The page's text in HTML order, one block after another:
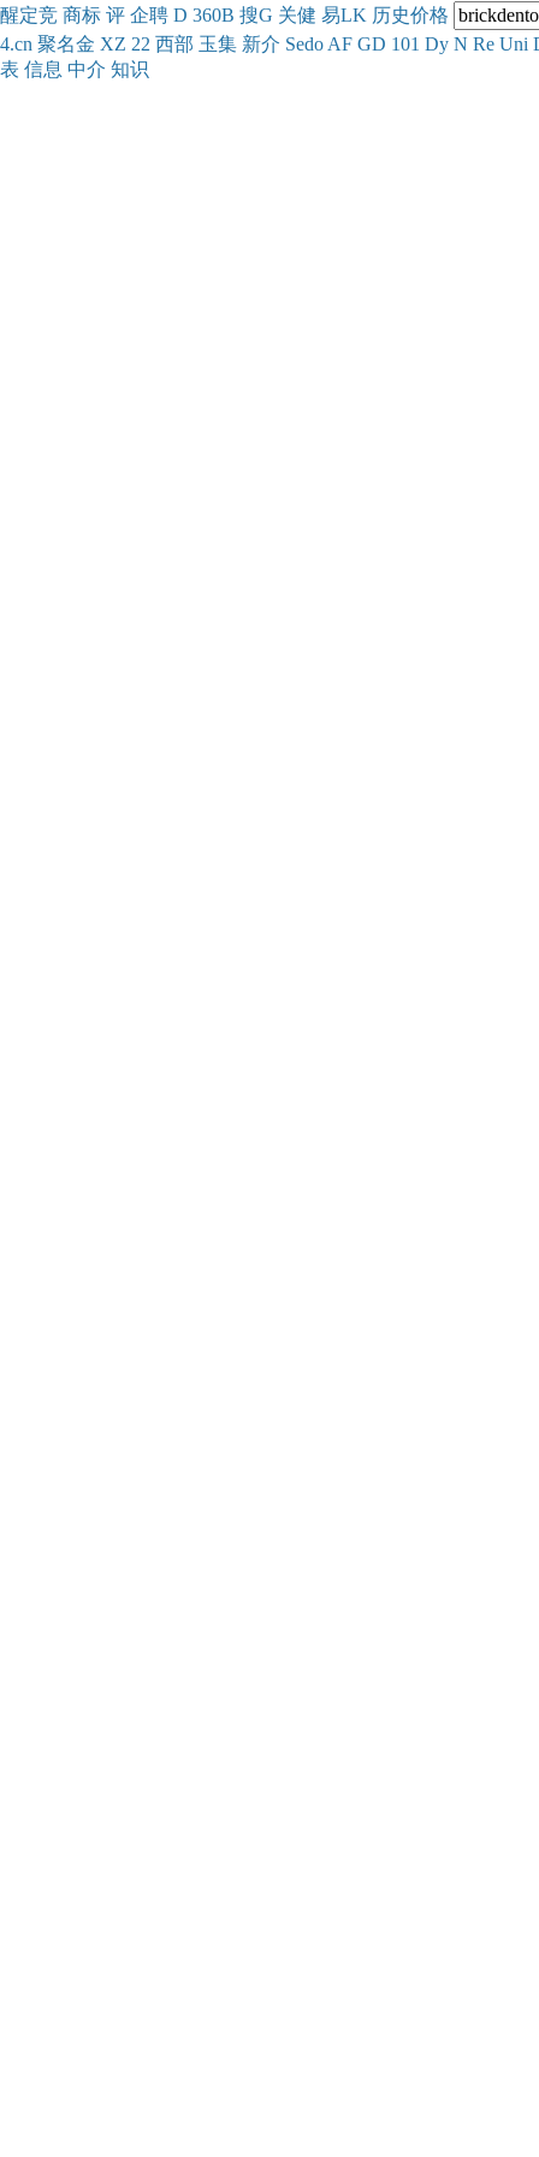
醒定竞 商标 评 企聘 D 360B 搜G 关健 易LK 历史价格
4.cn 聚名金 XZ 22 西部 玉集 新介 Sedo AF GD 101 Dy N Re Uni
表 信息 中介 知识